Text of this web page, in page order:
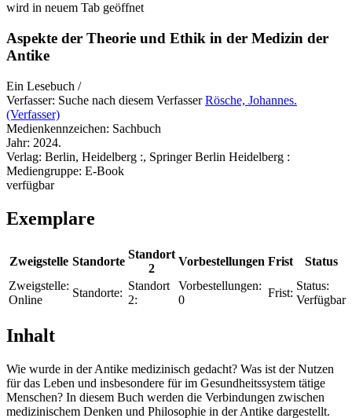
wird in neuem Tab geöffnet
Aspekte der Theorie und Ethik in der Medizin der
Antike
Ein Lesebuch /
Verfasser: Suche nach diesem Verfasser Rösche, Johannes.
(Verfasser)
Medienkennzeichen: Sachbuch
Jahr: 2024.
Verlag: Berlin, Heidelberg :, Springer Berlin Heidelberg :
Mediengruppe: E-Book
verfügbar
Exemplare
Zweigstelle Standorte
Standort
2
Vorbestellungen Frist
Status
Zweigstelle:
Online
Standorte:
Standort
2:
Vorbestellungen:
0
Frist:
Status:
Verfügbar
Inhalt
Wie wurde in der Antike medizinisch gedacht? Was ist der Nutzen
für das Leben und insbesondere für im Gesundheitssystem tätige
Menschen? In diesem Buch werden die Verbindungen zwischen
medizinischem Denken und Philosophie in der Antike dargestellt.